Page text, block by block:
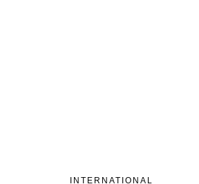
INTERNATIONAL